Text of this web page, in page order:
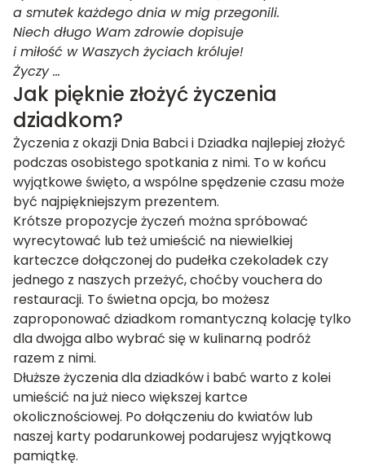
a smutek każdego dnia w mig przegonili.
Niech długo Wam zdrowie dopisuje
i miłość w Waszych życiach króluje!
Życzy …
Jak pięknie złożyć życzenia
dziadkom?
Życzenia z okazji Dnia Babci i Dziadka najlepiej złożyć
podczas osobistego spotkania z nimi. To w końcu
wyjątkowe święto, a wspólne spędzenie czasu może
być najpiękniejszym prezentem.
Krótsze propozycje życzeń można spróbować
wyrecytować lub też umieścić na niewielkiej
karteczce dołączonej do pudełka czekoladek czy
jednego z naszych przeżyć, choćby vouchera do
restauracji. To świetna opcja, bo możesz
zaproponować dziadkom romantyczną kolację tylko
dla dwojga albo wybrać się w kulinarną podróż
razem z nimi.
Dłuższe życzenia dla dziadków i babć warto z kolei
umieścić na już nieco większej kartce
okolicznościowej. Po dołączeniu do kwiatów lub
naszej karty podarunkowej podarujesz wyjątkową
pamiątkę.